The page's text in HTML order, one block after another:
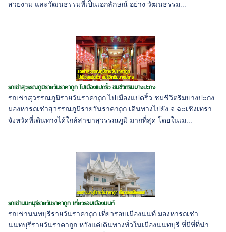
สวยงาม และวัฒนธรรมที่เป็นเอกลักษณ์ อย่าง วัฒนธรรม...
รถเช่าสุวรรณภูมิรายวันราคาถูก ไปเมืองแปดริ้ว ชมชีวิตริมบางปะกง
รถเช่าสุวรรณภูมิรายวันราคาถูก ไปเมืองแปดริ้ว ชมชีวิตริมบางปะกง
มองหารถเช่าสุวรรณภูมิรายวันราคาถูก เดินทางไปยัง จ.ฉะเชิงเทรา
จังหวัดที่เดินทางได้ใกล้สาขาสุวรรณภูมิ มากที่สุด โดยในเม...
รถเช่านนทบุรีรายวันราคาถูก เที่ยวรอบเมืองนนท์
รถเช่านนทบุรีรายวันราคาถูก เที่ยวรอบเมืองนนท์ มองหารถเช่า
นนทบุรีรายวันราคาถูก หวังแค่เดินทางทั่วในเมืองนนทบุรี ที่มีที่ที่น่า